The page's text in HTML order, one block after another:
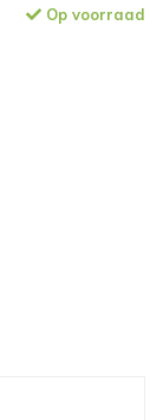
Op voorraad